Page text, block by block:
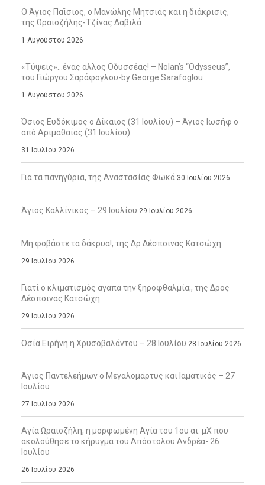
Ο Άγιος Παΐσιος, ο Μανώλης Μητσιάς και η διάκρισις,
της Ωραιοζήλης-Τζίνας Δαβιλά
1 Αυγούστου 2026
«Τύψεις»…ένας άλλος Οδυσσέας! – Nolan’s “Odysseus”,
του Γιώργου Σαράφογλου-by George Sarafoglou
1 Αυγούστου 2026
Όσιος Ευδόκιμος ο Δίκαιος (31 Ιουλίου) – Άγιος Ιωσήφ ο
από Αριμαθαίας (31 Ιουλίου)
31 Ιουλίου 2026
Για τα πανηγύρια, της Αναστασίας Φωκά 30 Ιουλίου 2026
Άγιος Καλλίνικος – 29 Ιουλίου 29 Ιουλίου 2026
Μη φοβάστε τα δάκρυα!, της Δρ Δέσποινας Κατσώχη
29 Ιουλίου 2026
Γιατί ο κλιματισμός αγαπά την ξηροφθαλμία;, της Δρος
Δέσποινας Κατσώχη
29 Ιουλίου 2026
Οσία Ειρήνη η Χρυσοβαλάντου – 28 Ιουλίου 28 Ιουλίου 2026
Άγιος Παντελεήμων ο Μεγαλομάρτυς και Ιαματικός – 27
Ιουλίου
27 Ιουλίου 2026
Αγία Ωραιοζήλη, η μορφωμένη Αγία του 1ου αι. μΧ που
ακολούθησε το κήρυγμα του Απόστολου Ανδρέα- 26
Ιουλίου
26 Ιουλίου 2026